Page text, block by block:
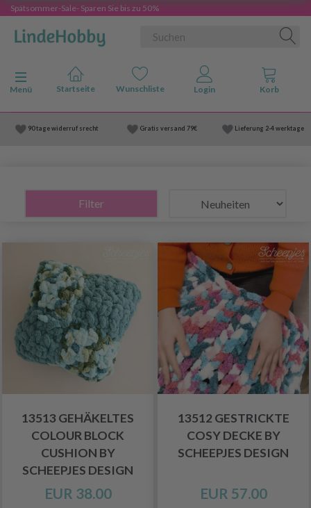
Spätsommer-Sale- Sparen Sie bis zu 50%
Anzeige ändern
Menü
90 tage widerruf srecht Gratis versand 79€ Lieferung 2-4 werktage
Filter
13513 GEHÄKELTES
COLOUR BLOCK
CUSHION BY
SCHEEPJES DESIGN
EUR 38.00
13512 GESTRICKTE
COSY DECKE BY
SCHEEPJES DESIGN
EUR 57.00